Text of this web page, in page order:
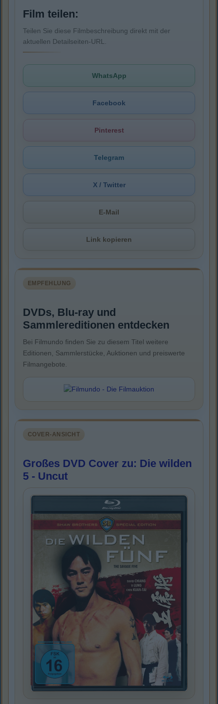
Film teilen:
Teilen Sie diese Filmbeschreibung direkt mit der
aktuellen Detailseiten-URL.
WhatsApp
Facebook
Pinterest
Telegram
X / Twitter
E-Mail
Link kopieren
EMPFEHLUNG
DVDs, Blu-ray und
Sammlereditionen entdecken
Bei Filmundo finden Sie zu diesem Titel weitere
Editionen, Sammlerstücke, Auktionen und preiswerte
Filmangebote.
COVER-ANSICHT
Großes DVD Cover zu: Die wilden
5 - Uncut